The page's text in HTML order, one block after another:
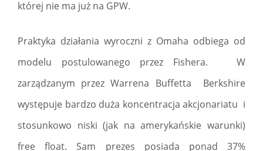
której nie ma już na GPW.
Praktyka działania wyroczni z Omaha odbiega od
modelu postulowanego przez Fishera. W
zarządzanym przez Warrena Buffetta Berkshire
występuje bardzo duża koncentracja akcjonariatu i
stosunkowo niski (jak na amerykańskie warunki)
free float. Sam prezes posiada ponad 37%